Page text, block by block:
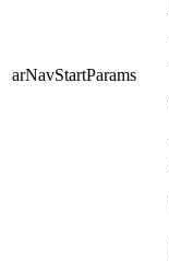
arNavStartParams